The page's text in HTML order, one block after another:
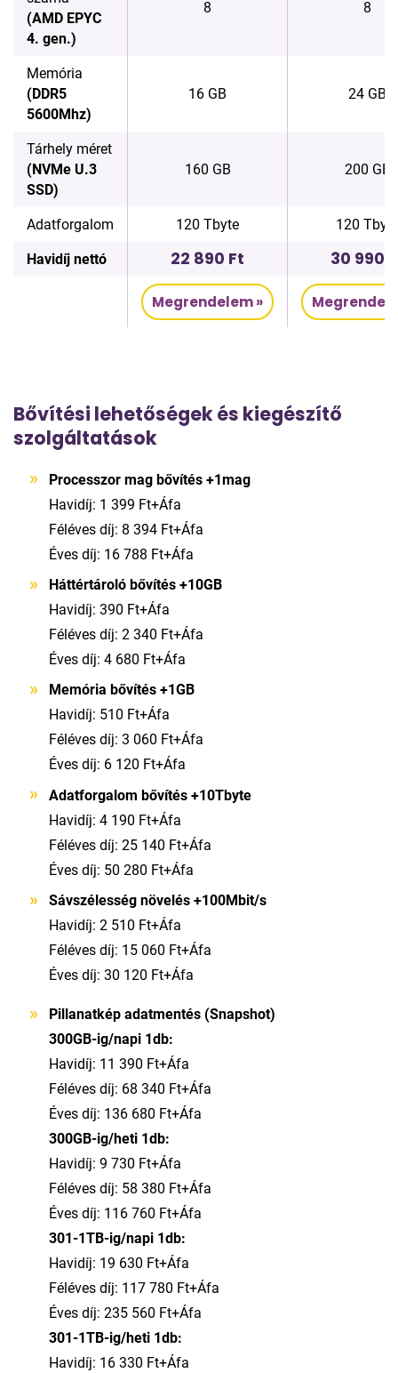
(AMD EPYC
4. gen.)
8 8
Memória
(DDR5
5600Mhz)
16 GB 24 GB
Tárhely méret
(NVMe U.3
SSD)
160 GB 200 GB
Adatforgalom 120 Tbyte 120 Tbyte
Havidíj nettó 22 890 Ft 30 990
Megrendelem »
Bővítési lehetőségek és kiegészítő
szolgáltatások
Processzor mag bővítés +1mag
Havidíj: 1 399 Ft+Áfa
Féléves díj: 8 394 Ft+Áfa
Éves díj: 16 788 Ft+Áfa
Háttértároló bővítés +10GB
Havidíj: 390 Ft+Áfa
Féléves díj: 2 340 Ft+Áfa
Éves díj: 4 680 Ft+Áfa
Memória bővítés +1GB
Havidíj: 510 Ft+Áfa
Féléves díj: 3 060 Ft+Áfa
Éves díj: 6 120 Ft+Áfa
Adatforgalom bővítés +10Tbyte
Havidíj: 4 190 Ft+Áfa
Féléves díj: 25 140 Ft+Áfa
Éves díj: 50 280 Ft+Áfa
Sávszélesség növelés +100Mbit/s
Havidíj: 2 510 Ft+Áfa
Féléves díj: 15 060 Ft+Áfa
Éves díj: 30 120 Ft+Áfa
Pillanatkép adatmentés (Snapshot)
300GB-ig/napi 1db:
Havidíj: 11 390 Ft+Áfa
Féléves díj: 68 340 Ft+Áfa
Éves díj: 136 680 Ft+Áfa
300GB-ig/heti 1db:
Havidíj: 9 730 Ft+Áfa
Féléves díj: 58 380 Ft+Áfa
Éves díj: 116 760 Ft+Áfa
301-1TB-ig/napi 1db:
Havidíj: 19 630 Ft+Áfa
Féléves díj: 117 780 Ft+Áfa
Éves díj: 235 560 Ft+Áfa
301-1TB-ig/heti 1db:
Havidíj: 16 330 Ft+Áfa